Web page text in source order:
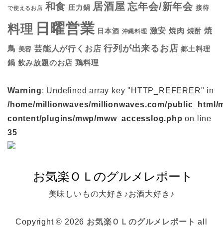
で使えるお店 和食 圧力鍋 居酒屋 忘年会/新年会 接待
料理 日曜営業 日本酒 沖縄料理 激安 焼肉 焼酎 焼
鳥 美容 芸能人が行くお店 行列が出来るお店 郷土料理
鍋 飲み放題のお店 鶏料理
Warning: Undefined array key "HTTP_REFERER" in
/home/millionwaves/millionwaves.com/public_html/
content/plugins/mwp/mww_accesslog.php on line
35
美味しいもの大好き♪お酒大好き♪
Copyright © 2026 お気楽ＯＬのグルメレポート all